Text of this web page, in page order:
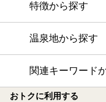
特徴から探す
温泉地から探す
関連キーワード
おトクに利用する